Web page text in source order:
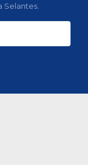
Selantes.